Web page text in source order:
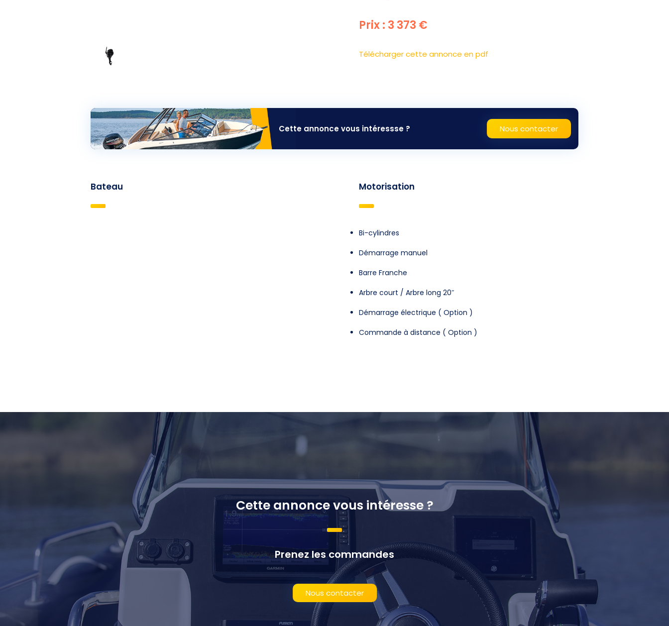
Prix : 3 373 €
Télécharger cette annonce en pdf
Cette annonce vous intéressse ? Nous contacter
Bateau Motorisation
Bi-cylindres
Démarrage manuel
Barre Franche
Arbre court / Arbre long 20″
Démarrage électrique ( Option )
Commande à distance ( Option )
Cette annonce vous intéresse ?
Prenez les commandes
Nous contacter